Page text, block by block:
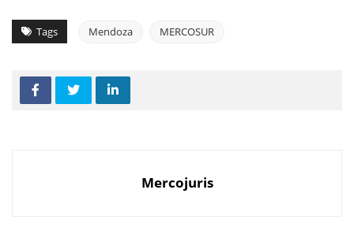
Tags Mendoza MERCOSUR
Mercojuris